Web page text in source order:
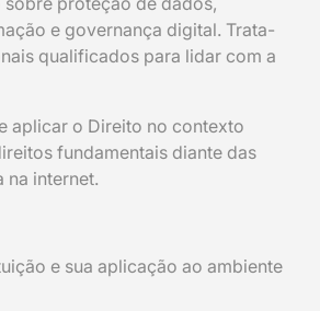
e governança digital. Trata-
qualificados para lidar com a
aplicar o Direito no contexto
fundamentais diante das
na internet.
e sua aplicação ao ambiente